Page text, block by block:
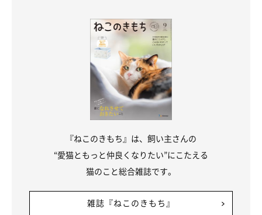
『ねこのきもち』は、飼い主さんの
“愛猫ともっと仲良くなりたい”にこたえる
猫のこと総合雑誌です。
雑誌『ねこのきもち』